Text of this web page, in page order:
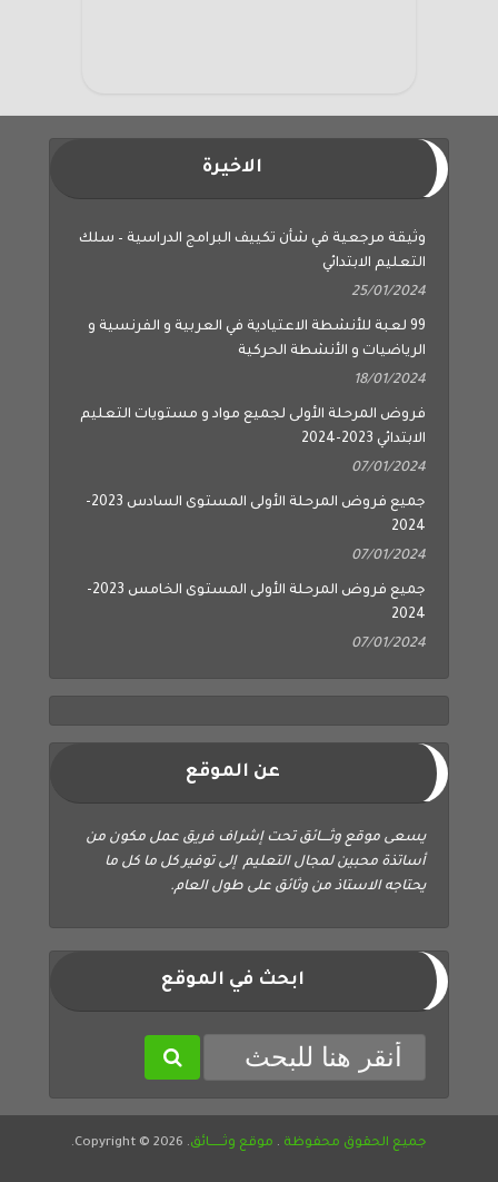
الاخيرة
وثيقة مرجعية في شأن تكييف البرامج الدراسية – سلك
التعليم الابتدائي
25/01/2024
99 لعبة للأنشطة الاعتيادية في العربية و الفرنسية و
الرياضيات و الأنشطة الحركية
18/01/2024
فروض المرحلة الأولى لجميع مواد و مستويات التعليم
الابتدائي 2023-2024
07/01/2024
جميع فروض المرحلة الأولى المستوى السادس 2023-
2024
07/01/2024
جميع فروض المرحلة الأولى المستوى الخامس 2023-
2024
07/01/2024
عن الموقع
يسعى موقع وثــــائق تحت إشراف فريق عمل مكون من
أساتذة محبين لمجال التعليم إلى توفير كل ما كل ما
يحتاجه الاستاذ من وثائق على طول العام.
ابحث في الموقع
جميع الحقوق محفوظة . موقع وثــــــائق. Copyright © 2026.